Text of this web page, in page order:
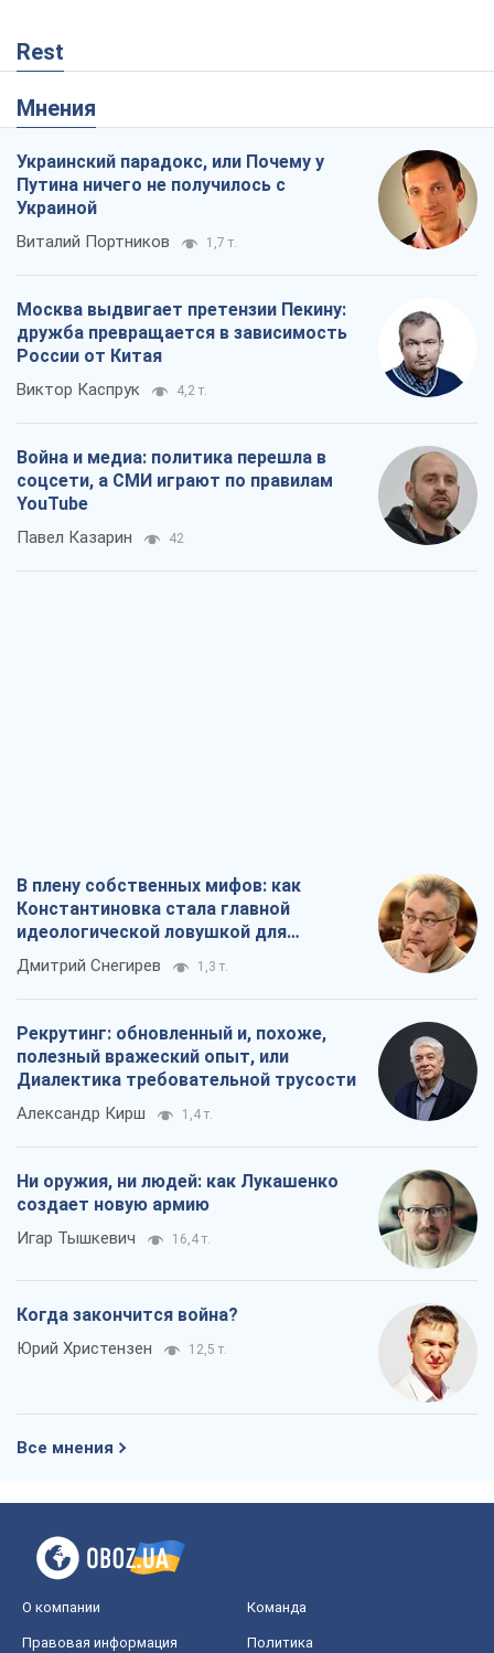
Rest
Мнения
Украинский парадокс, или Почему у
Путина ничего не получилось с
Украиной
Виталий Портников 1,7 т.
Москва выдвигает претензии Пекину:
дружба превращается в зависимость
России от Китая
Виктор Каспрук 4,2 т.
Война и медиа: политика перешла в
соцсети, а СМИ играют по правилам
YouTube
Павел Казарин 42
В плену собственных мифов: как
Константиновка стала главной
идеологической ловушкой для
российских оккупантов
Дмитрий Снегирев 1,3 т.
Рекрутинг: обновленный и, похоже,
полезный вражеский опыт, или
Диалектика требовательной трусости
Александр Кирш 1,4 т.
Ни оружия, ни людей: как Лукашенко
создает новую армию
Игар Тышкевич 16,4 т.
Когда закончится война?
Юрий Христензен 12,5 т.
Все мнения
О компании Команда
Правовая информация
Политика